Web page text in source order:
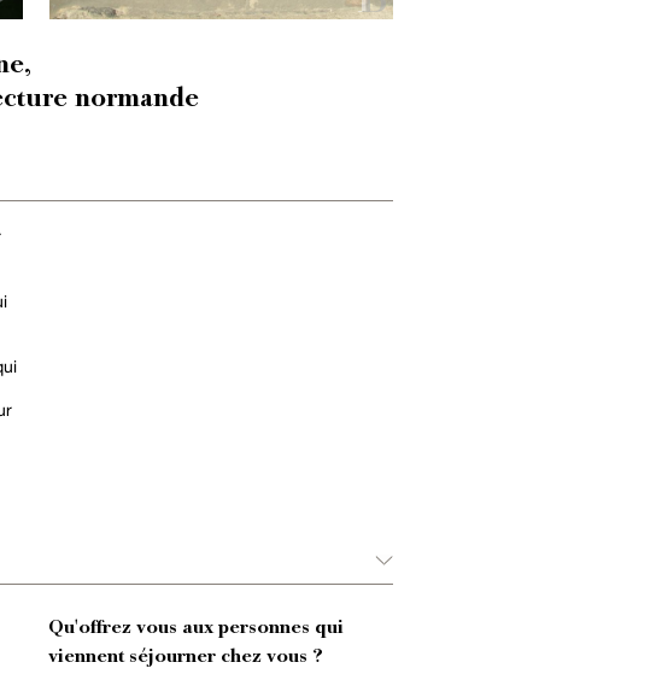
normande
Qu'offrez vous aux personnes qui
viennent séjourner chez vous ?